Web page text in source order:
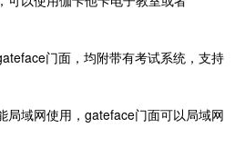
门面，均附带有考试系统，支持
局域网使用，gateface门面可以局域网